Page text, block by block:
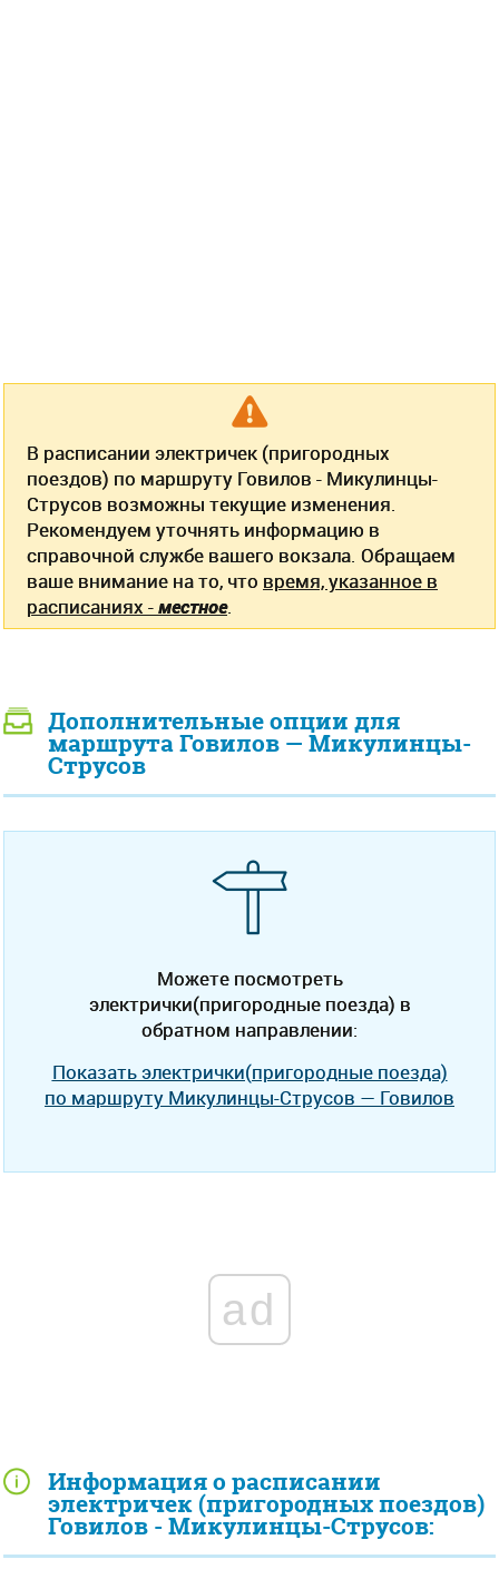
Информация о расписании
электричек (пригородных поездов)
Говилов - Микулинцы-Струсов:
В расписании электричек (пригородных
поездов) по маршруту Говилов - Микулинцы-
Струсов возможны текущие изменения.
Рекомендуем уточнять информацию в
справочной службе вашего вокзала. Обращаем
ваше внимание на то, что время, указанное в
расписаниях -местное.
Дополнительные опции для
маршрута Говилов — Микулинцы-
Струсов
Можете посмотреть
электрички(пригородные поезда) в
обратном направлении:
Показать электрички(пригородные поезда)
по маршруту Микулинцы-Струсов — Говилов
ad